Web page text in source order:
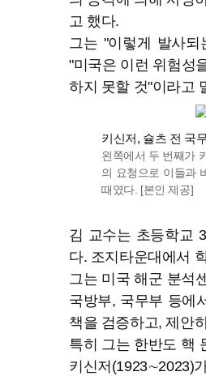
고 했다.
그는 "이렇게 발사
"미국은 이런 위험성
하지 못할 것"이라고
키신저, 슐츠 전 국
왼쪽에서 두 번째가
의 요청으로 이들과
때였다. [본인 제공]
김 교수는 초등학교
다. 조지타운대에서
그는 미국 해군 분석
국방부, 국무부 등에
책을 검증하고, 제안
특히 그는 한반도 핵
키신저(1923∼2023)